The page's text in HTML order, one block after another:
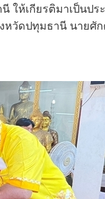
ให้เกียรติมาเป็นปร
หวัดปทุมธานี นายศั